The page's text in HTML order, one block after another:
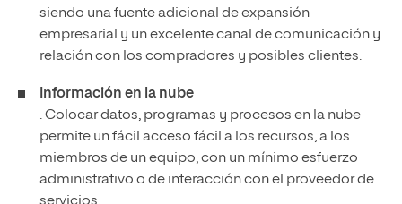
siendo una fuente adicional de expansión
empresarial y un excelente canal de comunicación y
relación con los compradores y posibles clientes.
Información en la nube
. Colocar datos, programas y procesos en la nube
permite un fácil acceso fácil a los recursos, a los
miembros de un equipo, con un mínimo esfuerzo
administrativo o de interacción con el proveedor de
servicios.